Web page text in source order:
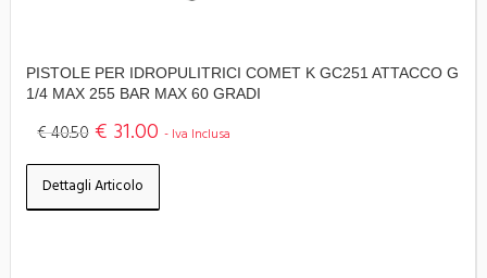
PISTOLE PER IDROPULITRICI COMET K GC251 ATTACCO G
1/4 MAX 255 BAR MAX 60 GRADI
€ 40.50 € 31.00 - Iva Inclusa
Dettagli Articolo